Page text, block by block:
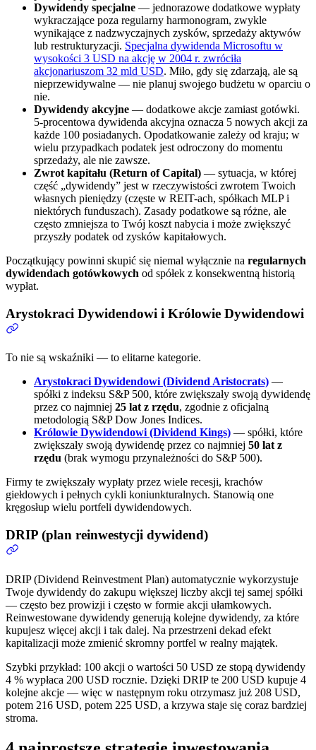
Dywidendy specjalne — jednorazowe dodatkowe wypłaty
wykraczające poza regularny harmonogram, zwykle
wynikające z nadzwyczajnych zysków, sprzedaży aktywów
lub restrukturyzacji. Specjalna dywidenda Microsoftu w
wysokości 3 USD na akcję w 2004 r. zwróciła
akcjonariuszom 32 mld USD. Miło, gdy się zdarzają, ale są
nieprzewidywalne — nie planuj swojego budżetu w oparciu o
nie.
Dywidendy akcyjne — dodatkowe akcje zamiast gotówki.
5-procentowa dywidenda akcyjna oznacza 5 nowych akcji za
każde 100 posiadanych. Opodatkowanie zależy od kraju; w
wielu przypadkach podatek jest odroczony do momentu
sprzedaży, ale nie zawsze.
Zwrot kapitału (Return of Capital) — sytuacja, w której
część „dywidendy” jest w rzeczywistości zwrotem Twoich
własnych pieniędzy (częste w REIT-ach, spółkach MLP i
niektórych funduszach). Zasady podatkowe są różne, ale
często zmniejsza to Twój koszt nabycia i może zwiększyć
przyszły podatek od zysków kapitałowych.
Początkujący powinni skupić się niemal wyłącznie na regularnych
dywidendach gotówkowych od spółek z konsekwentną historią
wypłat.
Arystokraci Dywidendowi i Królowie Dywidendowi
To nie są wskaźniki — to elitarne kategorie.
Arystokraci Dywidendowi (Dividend Aristocrats) —
spółki z indeksu S&P 500, które zwiększały swoją dywidendę
przez co najmniej 25 lat z rzędu, zgodnie z oficjalną
metodologią S&P Dow Jones Indices.
Królowie Dywidendowi (Dividend Kings) — spółki, które
zwiększały swoją dywidendę przez co najmniej 50 lat z
rzędu (brak wymogu przynależności do S&P 500).
Firmy te zwiększały wypłaty przez wiele recesji, krachów
giełdowych i pełnych cykli koniunkturalnych. Stanowią one
kręgosłup wielu portfeli dywidendowych.
DRIP (plan reinwestycji dywidend)
DRIP (Dividend Reinvestment Plan) automatycznie wykorzystuje
Twoje dywidendy do zakupu większej liczby akcji tej samej spółki
— często bez prowizji i często w formie akcji ułamkowych.
Reinwestowane dywidendy generują kolejne dywidendy, za które
kupujesz więcej akcji i tak dalej. Na przestrzeni dekad efekt
kapitalizacji może zmienić skromny portfel w realny majątek.
Szybki przykład: 100 akcji o wartości 50 USD ze stopą dywidendy
4 % wypłaca 200 USD rocznie. Dzięki DRIP te 200 USD kupuje 4
kolejne akcje — więc w następnym roku otrzymasz już 208 USD,
potem 216 USD, potem 225 USD, a krzywa staje się coraz bardziej
stroma.